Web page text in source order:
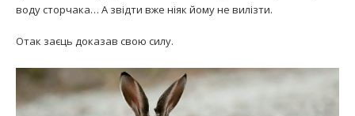
воду сторчака… А звідти вже ніяк йому не вилізти.
Отак заєць доказав свою силу.